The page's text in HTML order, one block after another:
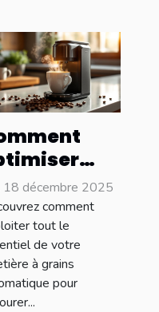
votre
à
18 décembre 2025
comment
tout le
de votre
à grains
pour